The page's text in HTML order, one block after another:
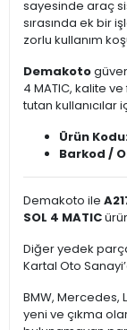
sayesinde araç
sırasında ek bir
zorlu kullanım
Demakoto
4 MATIC, kalite
tutan kullanıcılar
Ürün
Barkod /
Demakoto ile
SOL 4 MATIC
Diğer yedek
Kartal Oto
BMW, Mercedes,
yeni ve çıkma